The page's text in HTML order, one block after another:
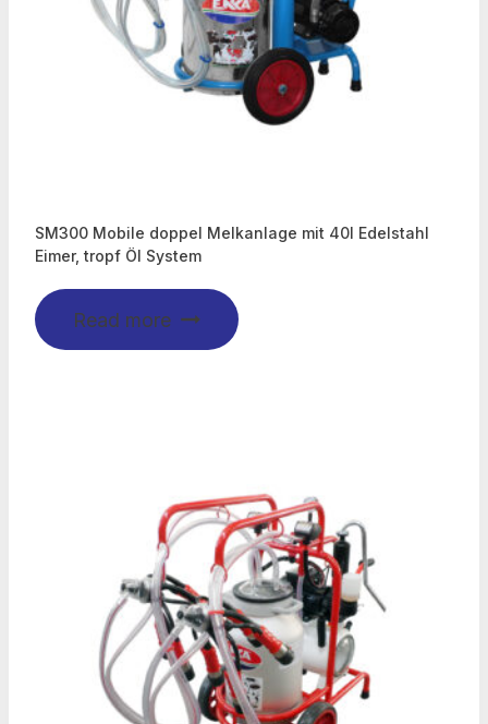
SM300 Mobile doppel Melkanlage mit 40l Edelstahl
Eimer, tropf Öl System
Read more